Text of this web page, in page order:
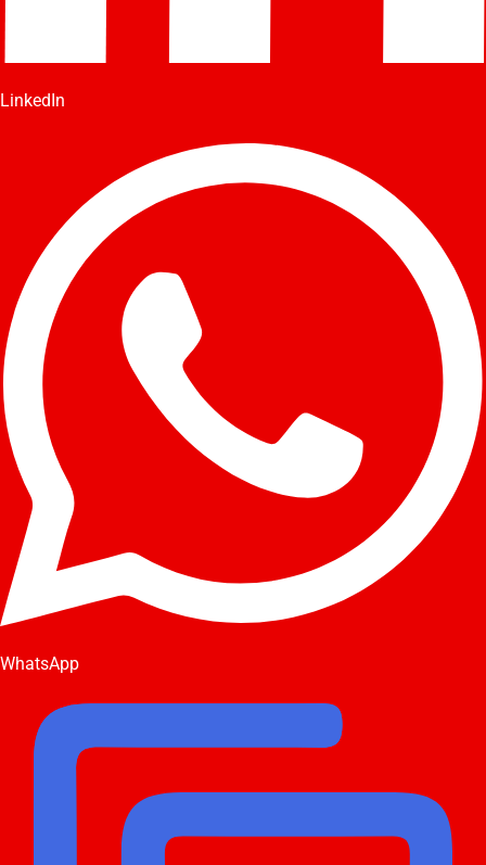
LinkedIn
WhatsApp